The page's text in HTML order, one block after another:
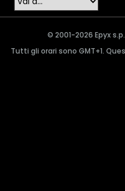
© 2001-2026 Epyx
Tutti gli orari sono GMT+1.